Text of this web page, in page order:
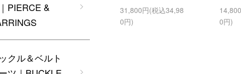
31,800円(税込34,98
0円)
0円)
PIERCE &
クル＆ベルト